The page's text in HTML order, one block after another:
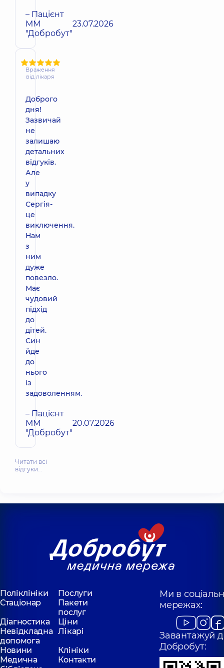
– Пацієнт
ММ
"Добробут"
23.07.2026
Враження
від лікаря
Доброго
дня!
Зазвичай
не
залишаю
детальних
відгуків.
Але
у
випадку
Сергія-
це
виключення.
Нам
з
ним
дуже
повезло.
Має
чудовий
підхід
до
дітей.
Син
йде
до
нього
із
задоволенням.
– Пацієнт
ММ
"Добробут"
20.07.2026
Читати всі
відгуки…
Поліклініки
Послуги
Стаціонар
Пакети
послуг
Діагностика
Ціни
Невідкладна
допомога
Лікарі
Новини
Клініки
Медична
Контакти
Ми в
мережах:
Завантажуй
Добробут: